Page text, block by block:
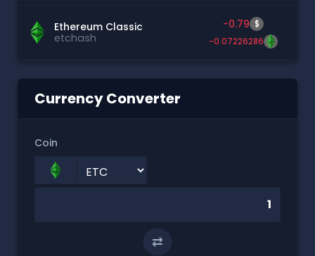
Ethereum Classic
etchash
-0.79 $
-0.07226286
Currency Converter
Coin
⇄